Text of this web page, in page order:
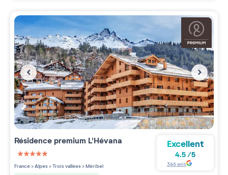
Résidence premium L'Hévana
5 étoiles sur 5
France>Alpes>Trois vallées>Méribel
Excellent
4.5/5
346avis